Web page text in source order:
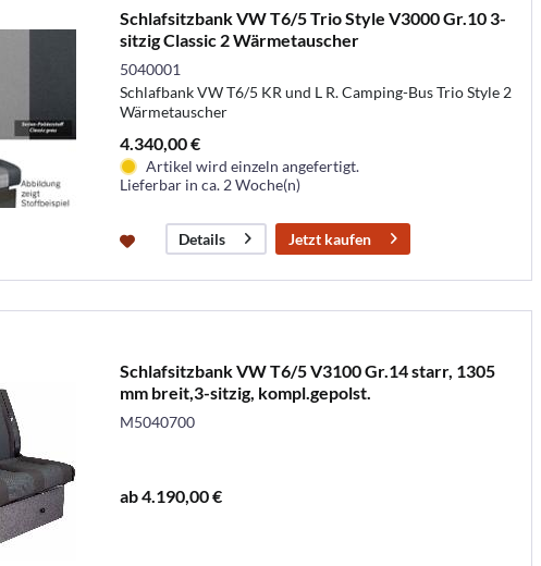
Schlafsitzbank VW T6/5 Trio Style V3000 Gr.10 3-
sitzig Classic 2 Wärmetauscher
5040001
Schlafbank VW T6/5 KR und L R. Camping-Bus Trio Style 2
Wärmetauscher
4.340,00 €
Artikel wird einzeln angefertigt.
Lieferbar in ca. 2 Woche(n)
Details Jetzt kaufen
Schlafsitzbank VW T6/5 V3100 Gr.14 starr, 1305
mm breit,3-sitzig, kompl.gepolst.
M5040700
ab 4.190,00 €